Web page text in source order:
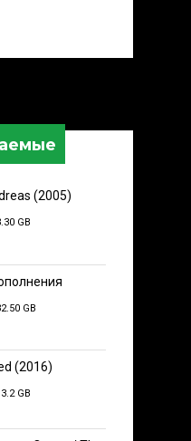
(2005)
GB
GB
(2016)
GB